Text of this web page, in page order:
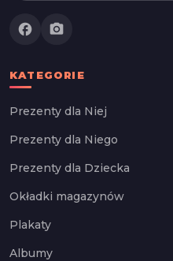
facebook photo_camera
KATEGORIE
Prezenty dla Niej
Prezenty dla Niego
Prezenty dla Dziecka
Okładki magazynów
Plakaty
Albumy